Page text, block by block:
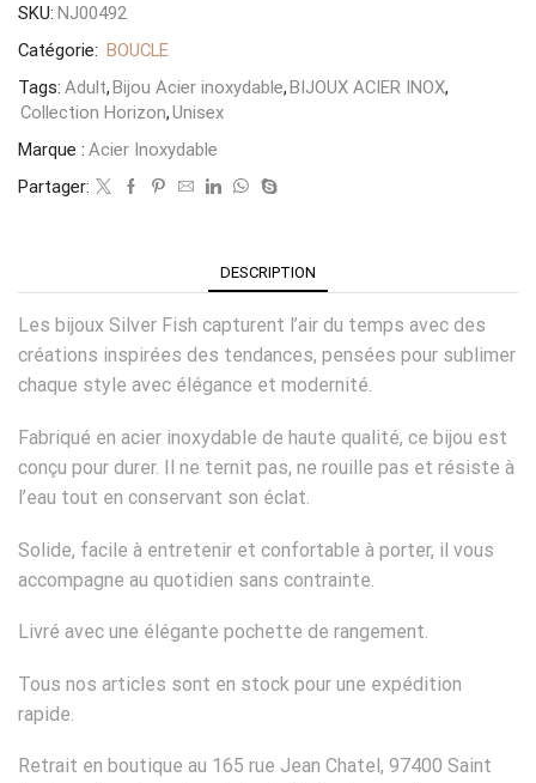
SKU: NJ00492
Catégorie: BOUCLE
Tags: Adult,Bijou Acier inoxydable,BIJOUX ACIER INOX,
Collection Horizon,Unisex
Marque : Acier Inoxydable
Partager:
DESCRIPTION
Les bijoux Silver Fish capturent l’air du temps avec des
créations inspirées des tendances, pensées pour sublimer
chaque style avec élégance et modernité.
Fabriqué en acier inoxydable de haute qualité, ce bijou est
conçu pour durer. Il ne ternit pas, ne rouille pas et résiste à
l’eau tout en conservant son éclat.
Solide, facile à entretenir et confortable à porter, il vous
accompagne au quotidien sans contrainte.
Livré avec une élégante pochette de rangement.
Tous nos articles sont en stock pour une expédition
rapide.
Retrait en boutique au 165 rue Jean Chatel, 97400 Saint